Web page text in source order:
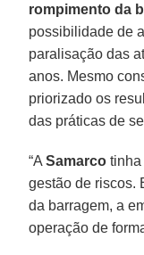
rompimento da
possibilidade de
paralisação das
anos. Mesmo
priorizado os
das práticas de
“ASamarco tinha
gestão de riscos.
da barragem, a
operação de